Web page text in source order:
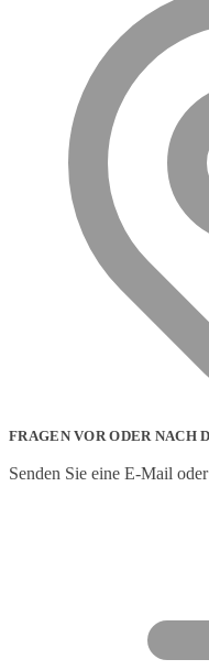
FRAGEN VOR ODER NACH
Senden Sie eine E-Mail